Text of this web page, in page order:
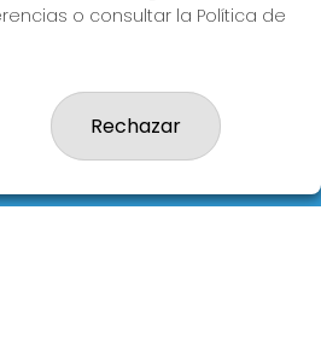
MEIGAS TE
o consultar la Política de
Rechazar